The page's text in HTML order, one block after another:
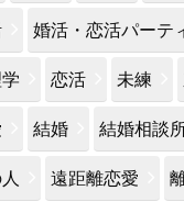
婚活・恋活パーテ
恋活 未練
結婚 結婚相談
遠距離恋愛